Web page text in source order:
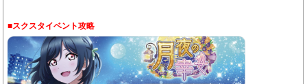
■スクスタイベント攻略